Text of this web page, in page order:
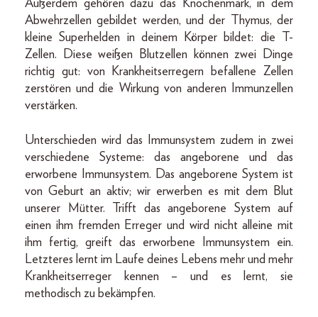
Außerdem gehören dazu das Knochenmark, in dem
Abwehrzellen gebildet werden, und der Thymus, der
kleine Superhelden in deinem Körper bildet: die T-
Zellen. Diese weißen Blutzellen können zwei Dinge
richtig gut: von Krankheitserregern befallene Zellen
zerstören und die Wirkung von anderen Immunzellen
verstärken.
Unterschieden wird das Immunsystem zudem in zwei
verschiedene Systeme: das angeborene und das
erworbene Immunsystem. Das angeborene System ist
von Geburt an aktiv; wir erwerben es mit dem Blut
unserer Mütter. Trifft das angeborene System auf
einen ihm fremden Erreger und wird nicht alleine mit
ihm fertig, greift das erworbene Immunsystem ein.
Letzteres lernt im Laufe deines Lebens mehr und mehr
Krankheitserreger kennen – und es lernt, sie
methodisch zu bekämpfen.